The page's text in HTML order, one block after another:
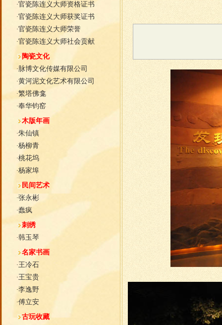
·官瓷陈连义大师资格证书
·官瓷陈连义大师获奖证书
·官瓷陈连义大师荣誉
·官瓷陈连义大师社会贡献
陶瓷文化
·脉博文化传媒有限公司
·黄河泥文化艺术有限公司
·繁塔佛龛
·奉华钧窑
木版年画
·朱仙镇
·杨柳青
·桃花坞
·杨家埠
民间艺术
·张永彬
·蠢疯
刺绣
·韩玉琴
名家书画
·王冷石
·王宝贵
·李逸野
·傅立安
古玩收藏